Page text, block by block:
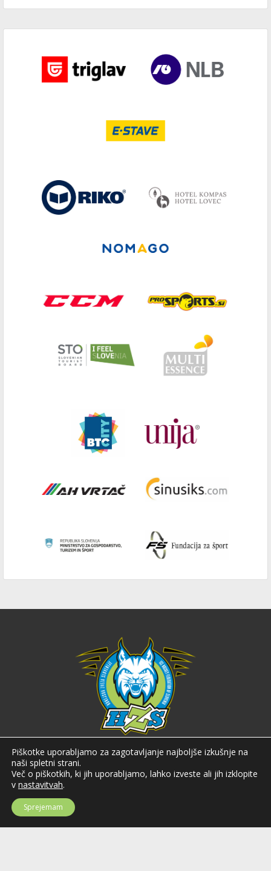
Hokejska zveza Slovenije
Hokejska zveza Slovenije (HZS) je krovna športna organizacija na področju
hokeja v Sloveniji. Organizira tekmovanja v različnih domačih in
mednarodnih hokejskih ligah in pokalih; pod njenim okriljem delujejo tudi
SI-1000 Ljubljana
Piškotke uporabljamo za zagotavljanje najboljše izkušnje na
naši spletni strani.
Več o piškotkih, ki jih uporabljamo, lahko izveste ali jih izklopite
v nastavitvah.
Sprejemam